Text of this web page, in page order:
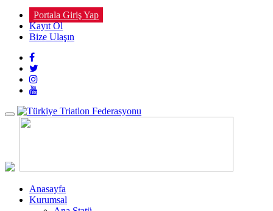
Portala Giriş Yap
Kayıt Ol
Bize Ulaşın
Toggle
navigation
Anasayfa
Kurumsal